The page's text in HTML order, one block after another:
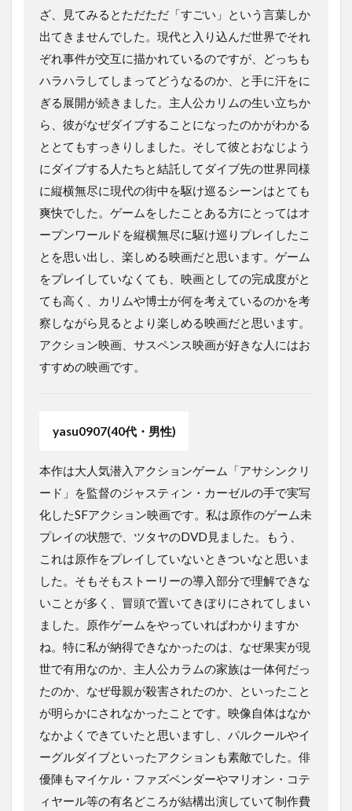
ざ、見てみるとただただ「すごい」という言葉しか
出てきませんでした。現代と入り込んだ世界でそれ
ぞれ事件が交互に描かれているのですが、どっちも
ハラハラしてしまってどうなるのか、と手に汗をに
ぎる展開が続きました。主人公カリムの生い立ちか
ら、彼がなぜダイブすることになったのかがわかる
ととてもすっきりしました。そして彼とおなじよう
にダイブする人たちと結託してダイブ先の世界同様
に縦横無尽に現代の街中を駆け巡るシーンはとても
爽快でした。ゲームをしたことある方にとってはオ
ープンワールドを縦横無尽に駆け巡りプレイしたこ
とを思い出し、楽しめる映画だと思います。ゲーム
をプレイしていなくても、映画としての完成度がと
ても高く、カリムや博士が何を考えているのかを考
察しながら見るとより楽しめる映画だと思います。
アクション映画、サスペンス映画が好きな人にはお
すすめの映画です。
yasu0907(40代・男性)
本作は大人気潜入アクションゲーム「アサシンクリ
ード」を監督のジャスティン・カーゼルの手で実写
化したSFアクション映画です。私は原作のゲーム未
プレイの状態で、ツタヤのDVD見ました。もう、
これは原作をプレイしていないときついなと思いま
した。そもそもストーリーの導入部分で理解できな
いことが多く、冒頭で置いてきぼりにされてしまい
ました。原作ゲームをやっていればわかりますか
ね。特に私が納得できなかったのは、なぜ果実が現
世で有用なのか、主人公カラムの家族は一体何だっ
たのか、なぜ母親が殺害されたのか、といったこと
が明らかにされなかったことです。映像自体はなか
なかよくできていたと思いますし、パルクールやイ
ーグルダイブといったアクションも素敵でした。俳
優陣もマイケル・ファズベンダーやマリオン・コテ
ィヤール等の有名どころが結構出演していて制作費